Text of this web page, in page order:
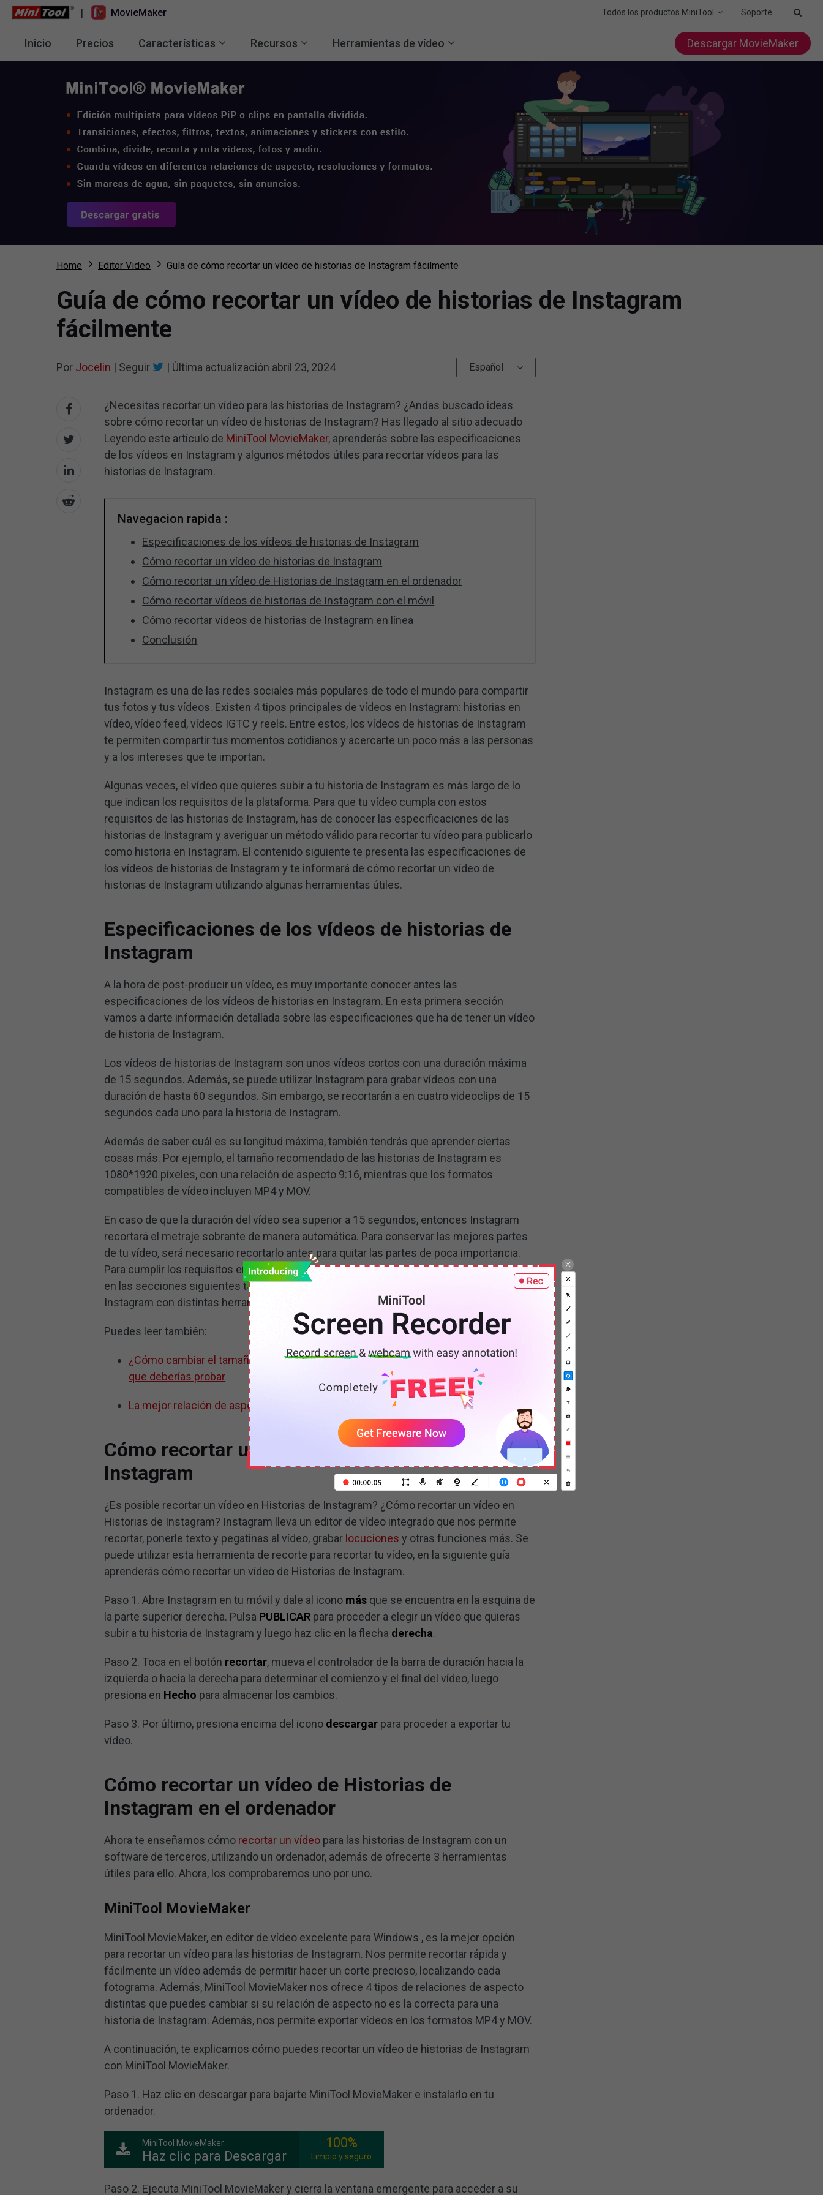
| MovieMaker Todos los productos MiniTool Soporte
Inicio Precios Características Recursos Herramientas de vídeo Descargar MovieMaker
Home Editor Video Guía de cómo recortar un vídeo de historias de Instagram fácilmente
Guía de cómo recortar un vídeo de historias de Instagram
fácilmente
Por Jocelin | Seguir | Última actualización abril 23, 2024 Español
¿Necesitas recortar un vídeo para las historias de Instagram? ¿Andas buscado ideas
sobre cómo recortar un vídeo de historias de Instagram? Has llegado al sitio adecuado
Leyendo este artículo de MiniTool MovieMaker, aprenderás sobre las especificaciones
de los vídeos en Instagram y algunos métodos útiles para recortar vídeos para las
historias de Instagram.
Navegacion rapida :
Especificaciones de los vídeos de historias de Instagram
Cómo recortar un vídeo de historias de Instagram
Cómo recortar un vídeo de Historias de Instagram en el ordenador
Cómo recortar vídeos de historias de Instagram con el móvil
Cómo recortar vídeos de historias de Instagram en línea
Conclusión
Instagram es una de las redes sociales más populares de todo el mundo para compartir
tus fotos y tus vídeos. Existen 4 tipos principales de vídeos en Instagram: historias en
vídeo, vídeo feed, vídeos IGTC y reels. Entre estos, los vídeos de historias de Instagram
te permiten compartir tus momentos cotidianos y acercarte un poco más a las personas
y a los intereses que te importan.
Algunas veces, el vídeo que quieres subir a tu historia de Instagram es más largo de lo
que indican los requisitos de la plataforma. Para que tu vídeo cumpla con estos
requisitos de las historias de Instagram, has de conocer las especificaciones de las
historias de Instagram y averiguar un método válido para recortar tu vídeo para publicarlo
como historia en Instagram. El contenido siguiente te presenta las especificaciones de
los vídeos de historias de Instagram y te informará de cómo recortar un vídeo de
historias de Instagram utilizando algunas herramientas útiles.
Especificaciones de los vídeos de historias de
Instagram
A la hora de post-producir un vídeo, es muy importante conocer antes las
especificaciones de los vídeos de historias en Instagram. En esta primera sección
vamos a darte información detallada sobre las especificaciones que ha de tener un vídeo
de historia de Instagram.
Los vídeos de historias de Instagram son unos vídeos cortos con una duración máxima
de 15 segundos. Además, se puede utilizar Instagram para grabar vídeos con una
duración de hasta 60 segundos. Sin embargo, se recortarán a en cuatro videoclips de 15
segundos cada uno para la historia de Instagram.
Además de saber cuál es su longitud máxima, también tendrás que aprender ciertas
cosas más. Por ejemplo, el tamaño recomendado de las historias de Instagram es
1080*1920 píxeles, con una relación de aspecto 9:16, mientras que los formatos
compatibles de vídeo incluyen MP4 y MOV.
En caso de que la duración del vídeo sea superior a 15 segundos, entonces Instagram
recortará el metraje sobrante de manera automática. Para conservar las mejores partes
de tu vídeo, será necesario recortarlo antes para quitar las partes de poca importancia.
Para cumplir los requisitos en cuanto a longitud de los vídeos de historias de Instagram,
en las secciones siguientes te informamos sobre cómo recortar un vídeo de historias de
Instagram con distintas herramientas.
Puedes leer también:
¿Cómo cambiar el tamaño de un vídeo para Instagram? Aquí tienes 9 herramientas
que deberías probar
La mejor relación de aspecto para los vídeos de YouTube, Instagram y Facebook
Cómo recortar un vídeo de historias de
Instagram
¿Es posible recortar un vídeo en Historias de Instagram? ¿Cómo recortar un vídeo en
Historias de Instagram? Instagram lleva un editor de vídeo integrado que nos permite
recortar, ponerle texto y pegatinas al vídeo, grabar locuciones y otras funciones más. Se
puede utilizar esta herramienta de recorte para recortar tu vídeo, en la siguiente guía
aprenderás cómo recortar un vídeo de Historias de Instagram.
Paso 1. Abre Instagram en tu móvil y dale al icono más que se encuentra en la esquina de
la parte superior derecha. Pulsa PUBLICAR para proceder a elegir un vídeo que quieras
subir a tu historia de Instagram y luego haz clic en la flecha derecha.
Paso 2. Toca en el botón recortar, mueva el controlador de la barra de duración hacia la
izquierda o hacia la derecha para determinar el comienzo y el final del vídeo, luego
presiona en Hecho para almacenar los cambios.
Paso 3. Por último, presiona encima del icono descargar para proceder a exportar tu
vídeo.
Cómo recortar un vídeo de Historias de
Instagram en el ordenador
Ahora te enseñamos cómo recortar un vídeo para las historias de Instagram con un
software de terceros, utilizando un ordenador, además de ofrecerte 3 herramientas
útiles para ello. Ahora, los comprobaremos uno por uno.
MiniTool MovieMaker
MiniTool MovieMaker, en editor de vídeo excelente para Windows , es la mejor opción
para recortar un vídeo para las historias de Instagram. Nos permite recortar rápida y
fácilmente un vídeo además de permitir hacer un corte precioso, localizando cada
fotograma. Además, MiniTool MovieMaker nos ofrece 4 tipos de relaciones de aspecto
distintas que puedes cambiar si su relación de aspecto no es la correcta para una
historia de Instagram. Además, nos permite exportar vídeos en los formatos MP4 y MOV.
A continuación, te explicamos cómo puedes recortar un vídeo de historias de Instagram
con MiniTool MovieMaker.
Paso 1. Haz clic en descargar para bajarte MiniTool MovieMaker e instalarlo en tu
ordenador.
MiniTool MovieMaker
Haz clic para Descargar
100%
Limpio y seguro
Paso 2. Ejecuta MiniTool MovieMaker y cierra la ventana emergente para acceder a su